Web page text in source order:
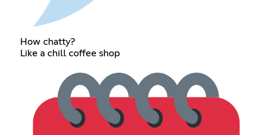
How chatty?
Like a chill coffee shop